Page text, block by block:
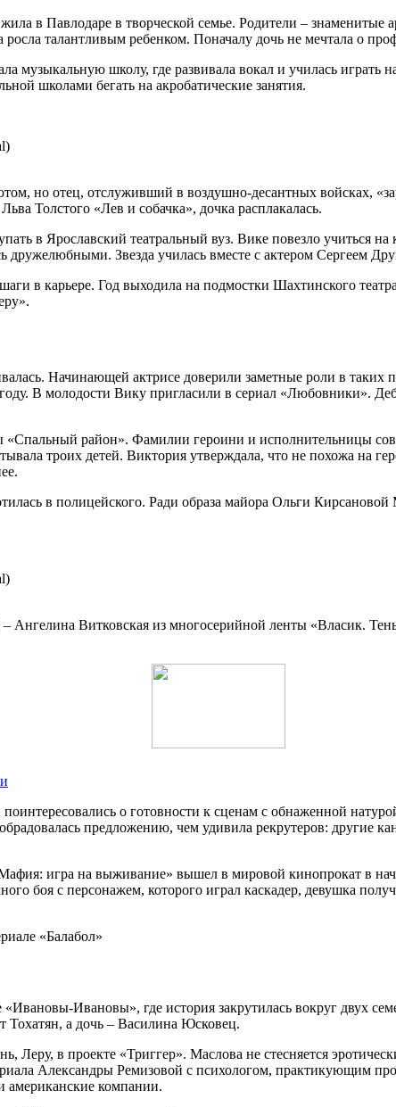
в Павлодаре в творческой семье. Родители –
росла талантливым ребенком. Поначалу дочь не мечтала о
музыкальную школу, где развивала вокал и училась
школами бегать на акробатические занятия.
но отец, отслуживший в воздушно-десантных войсках,
Толстого «Лев и собачка», дочка расплакалась.
в Ярославский театральный вуз. Вике повезло учиться
Звезда училась вместе с актером Сергеем
в карьере. Год выходила на подмостки Шахтинского
Начинающей актрисе доверили заметные роли в
В молодости Вику пригласили в сериал «Любовники».
район». Фамилии героини и исполнительницы
троих детей. Виктория утверждала, что не похожа на
в полицейского. Ради образа майора Ольги
Витковская из многосерийной ленты «Власик.
о готовности к сценам с обнаженной
предложению, чем удивила рекрутеров: другие
игра на выживание» вышел в мировой кинопрокат в
боя с персонажем, которого играл каскадер, девушка
Ивановы», где история закрутилась вокруг двух
Тохатян, а дочь – Василина Юсковец.
Леру, в проекте «Триггер». Маслова не стесняется
Александры Ремизовой с психологом, практикующим
американские компании.